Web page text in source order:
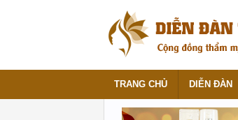
TRANG CHỦ DIỄN ĐÀN